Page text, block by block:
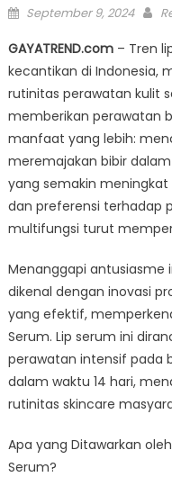
Posted
September 9, 2024
GAYATREND.com– Tren
kecantikan di Indonesia,
rutinitas perawatan kulit
memberikan perawatan
manfaat yang lebih:
meremajakan bibir
yang semakin
dan preferensi terhadap
multifungsi turut
Menanggapi antusiasme
dikenal dengan inovasi
yang efektif,
Serum. Lip serum ini
perawatan intensif pada
dalam waktu 14 hari,
rutinitas skincare
Apa yang Ditawarkan oleh
Serum?